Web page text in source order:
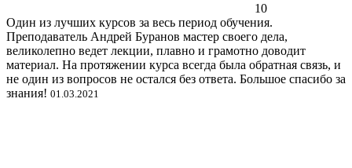
10
Один из лучших курсов за весь период обучения.
Преподаватель Андрей Буранов мастер своего дела,
великолепно ведет лекции, плавно и грамотно доводит
материал. На протяжении курса всегда была обратная связь, и
не один из вопросов не остался без ответа. Большое спасибо за
знания! 01.03.2021